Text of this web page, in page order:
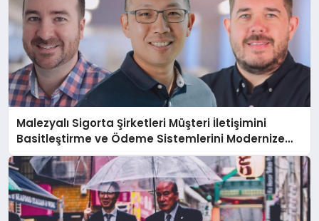
Malezyalı Sigorta Şirketleri Müşteri İletişimini
Basitleştirme ve Ödeme Sistemlerini Modernize
Etme Baskısı Altında